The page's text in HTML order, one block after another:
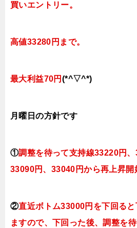
買いエントリー。
高値33280円まで。
最大利益70円 (*^▽^*)
月曜日の方針です
①調整を待って支持線33220円、
33090円、 33040円から再上昇開
②直近ボトム33000円を下回ると
ますので、下回った後、調整を